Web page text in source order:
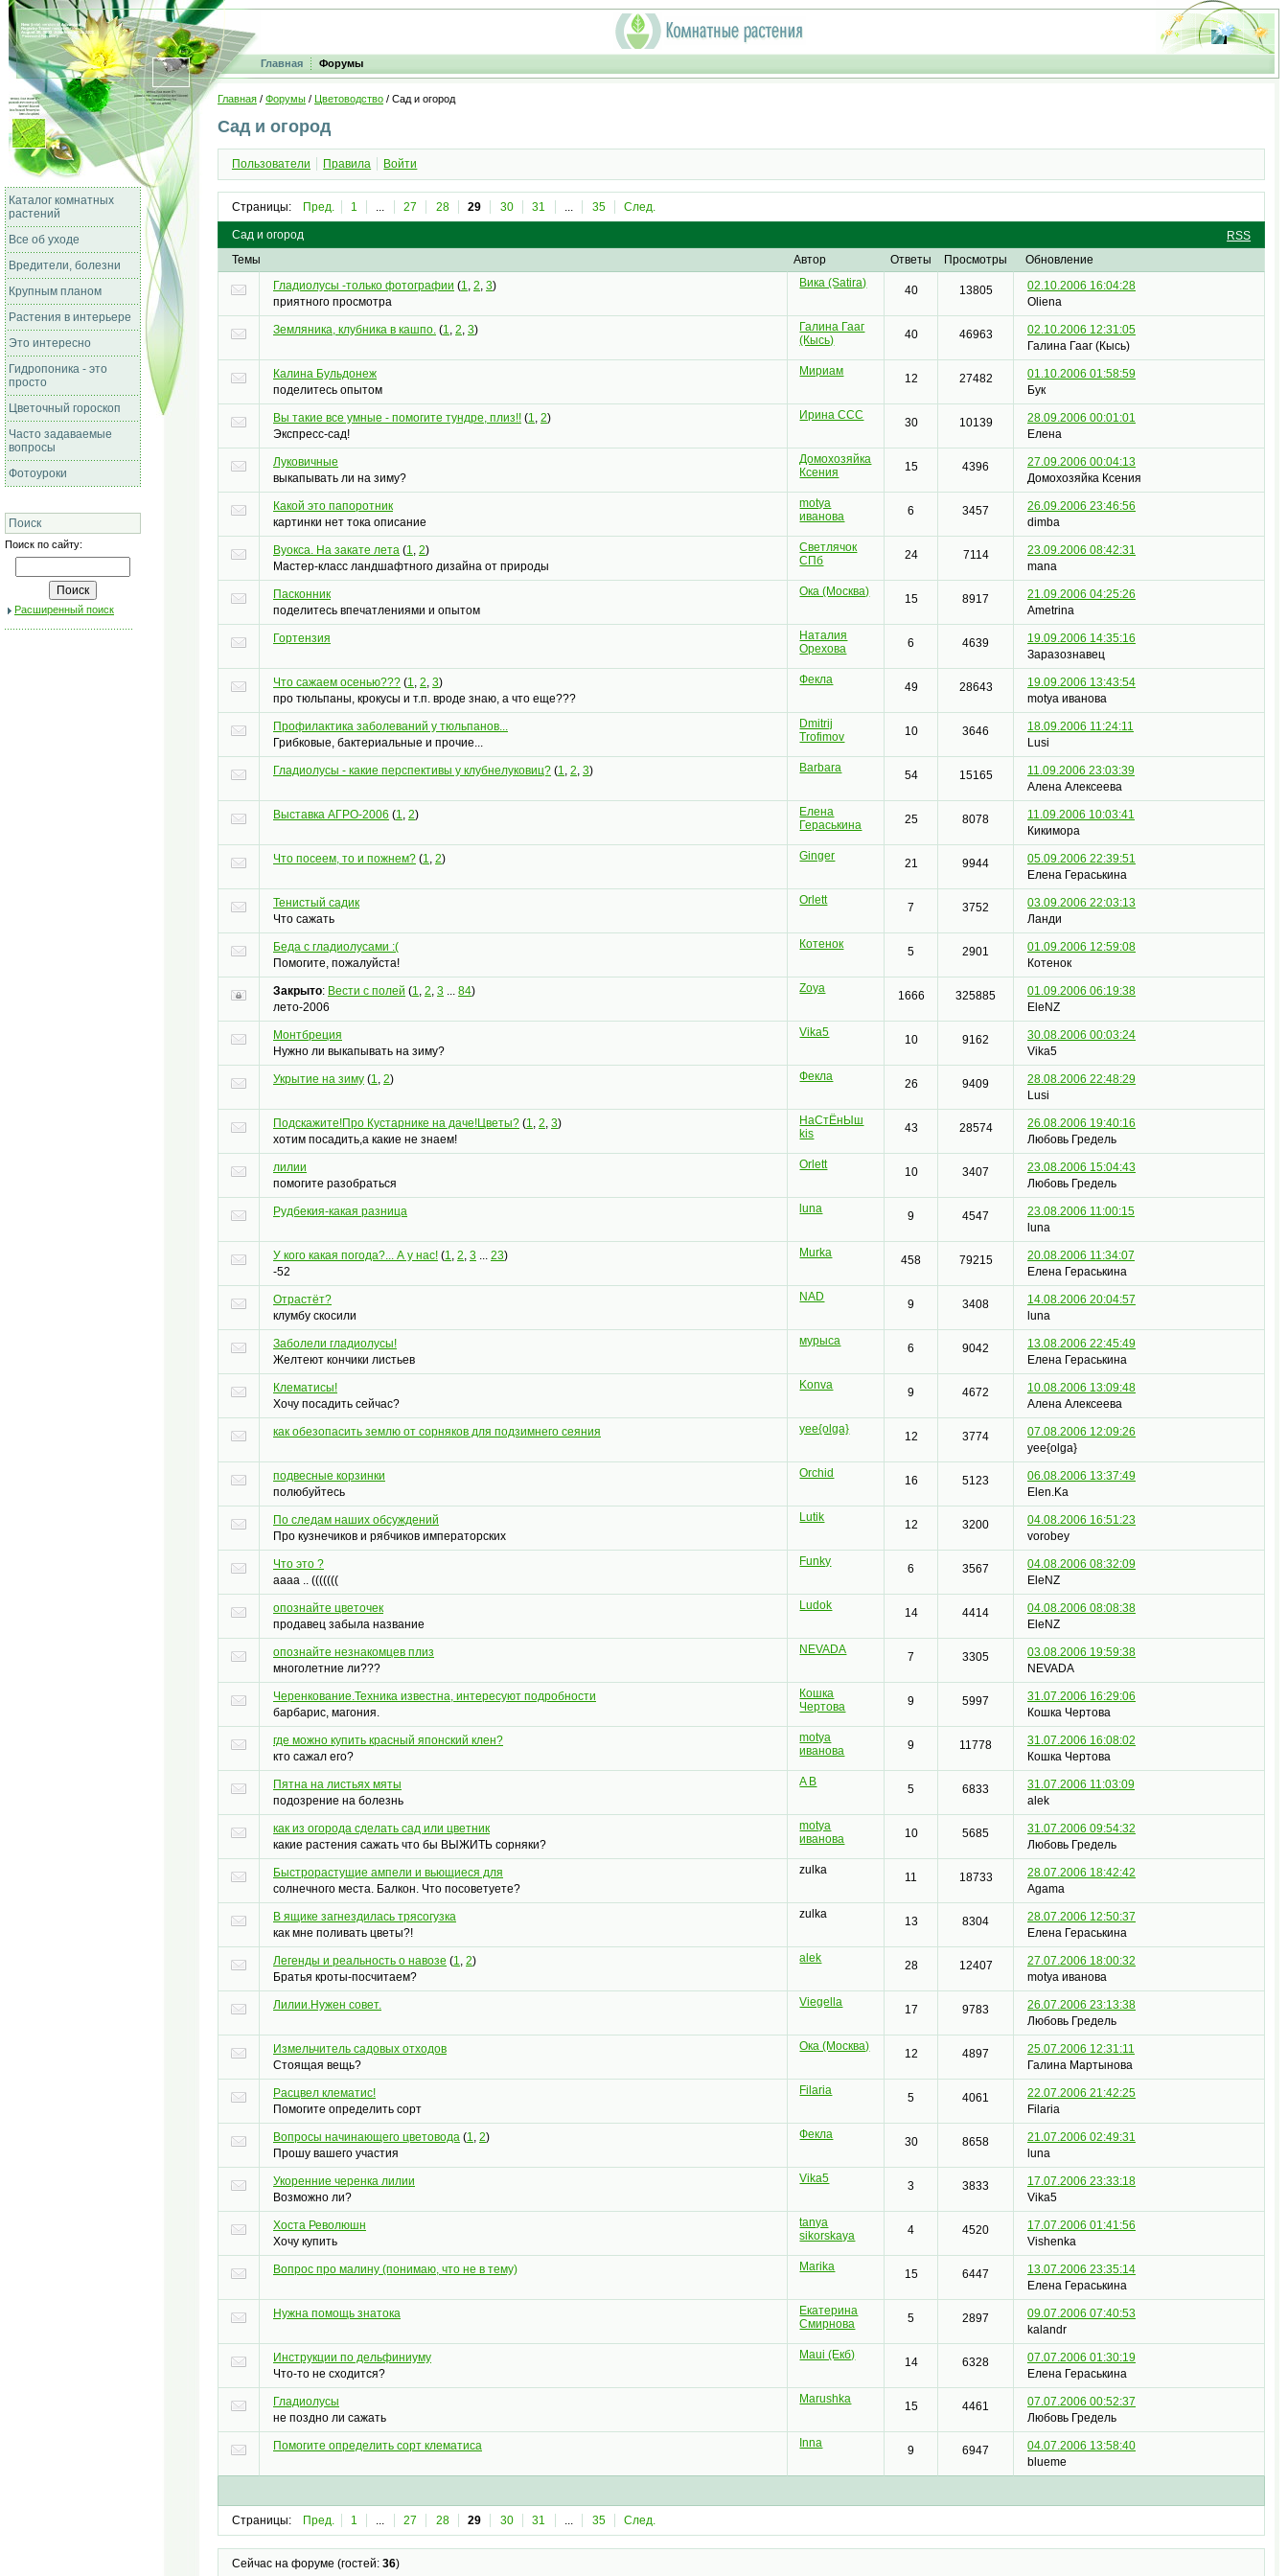
Главная Форумы
Каталог комнатных
растений
Все об уходе
Вредители, болезни
Крупным планом
Растения в интерьере
Это интересно
Гидропоника - это
просто
Цветочный гороскоп
Часто задаваемые
вопросы
Фотоуроки
Поиск
Поиск по сайту:
Расширенный поиск
Главная / Форумы / Цветоводство / Сад и огород
Сад и огород
Пользователи Правила Войти
Страницы: Пред. 1 ... 27 28 29 30 31 ... 35 След.
RSS
Сад и огород
Темы
Автор Ответы Просмотры
Обновление
Гладиолусы -только фотографии (1, 2, 3)
приятного просмотра
Вика (Satira)
40 13805
02.10.2006 16:04:28
Oliena
Земляника, клубника в кашпо. (1, 2, 3)
Галина Гааг
(Кысь)
40 46963
02.10.2006 12:31:05
Галина Гааг (Кысь)
Калина Бульдонеж
поделитесь опытом
Мириам
12 27482
01.10.2006 01:58:59
Бук
Вы такие все умные - помогите тундре, плиз!! (1, 2)
Экспресс-сад!
Ирина ССС
30 10139
28.09.2006 00:01:01
Елена
Луковичные
выкапывать ли на зиму?
Домохозяйка
Ксения
15 4396
27.09.2006 00:04:13
Домохозяйка Ксения
Какой это папоротник
картинки нет тока описание
motya
иванова
6 3457
26.09.2006 23:46:56
dimba
Вуокса. На закате лета (1, 2)
Мастер-класс ландшафтного дизайна от природы
Светлячок
СПб
24 7114
23.09.2006 08:42:31
mana
Пасконник
поделитесь впечатлениями и опытом
Ока (Москва)
15 8917
21.09.2006 04:25:26
Ametrina
Гортензия
Наталия
Орехова
6 4639
19.09.2006 14:35:16
Заразознавец
Что сажаем осенью??? (1, 2, 3)
про тюльпаны, крокусы и т.п. вроде знаю, а что еще???
Фекла
49 28643
19.09.2006 13:43:54
motya иванова
Профилактика заболеваний у тюльпанов...
Грибковые, бактериальные и прочие...
Dmitrij
Trofimov
10 3646
18.09.2006 11:24:11
Lusi
Гладиолусы - какие перспективы у клубнелуковиц? (1, 2, 3) Barbara
54 15165
11.09.2006 23:03:39
Алена Алексеева
Выставка АГРО-2006 (1, 2)
Елена
Гераськина
25 8078
11.09.2006 10:03:41
Кикимора
Что посеем, то и пожнем? (1, 2) Ginger
21 9944
05.09.2006 22:39:51
Елена Гераськина
Тенистый садик
Что сажать
Orlett
7 3752
03.09.2006 22:03:13
Ланди
Беда с гладиолусами :(
Помогите, пожалуйста!
Котенок
5 2901
01.09.2006 12:59:08
Котенок
Закрыто: Вести с полей (1, 2, 3 ... 84)
лето-2006
Zoya
1666 325885
01.09.2006 06:19:38
EleNZ
Монтбреция
Нужно ли выкапывать на зиму?
Vika5
10 9162
30.08.2006 00:03:24
Vika5
Укрытие на зиму (1, 2) Фекла
26 9409
28.08.2006 22:48:29
Lusi
Подскажите!Про Кустарнике на даче!Цветы? (1, 2, 3)
хотим посадить,а какие не знаем!
НаСтЁнЫш
kis
43 28574
26.08.2006 19:40:16
Любовь Гредель
лилии
помогите разобраться
Orlett
10 3407
23.08.2006 15:04:43
Любовь Гредель
Рудбекия-какая разница luna
9 4547
23.08.2006 11:00:15
luna
У кого какая погода?... А у нас! (1, 2, 3 ... 23)
-52
Murka
458 79215
20.08.2006 11:34:07
Елена Гераськина
Отрастёт?
клумбу скосили
NAD
9 3408
14.08.2006 20:04:57
luna
Заболели гладиолусы!
Желтеют кончики листьев
мурыса
6 9042
13.08.2006 22:45:49
Елена Гераськина
Клематисы!
Хочу посадить сейчас?
Konva
9 4672
10.08.2006 13:09:48
Алена Алексеева
как обезопасить землю от сорняков для подзимнего сеяния yee{olga}
12 3774
07.08.2006 12:09:26
yee{olga}
подвесные корзинки
полюбуйтесь
Orchid
16 5123
06.08.2006 13:37:49
Elen.Ka
По следам наших обсуждений
Про кузнечиков и рябчиков императорских
Lutik
12 3200
04.08.2006 16:51:23
vorobey
Что это ?
аааа .. (((((((
Funky
6 3567
04.08.2006 08:32:09
EleNZ
опознайте цветочек
продавец забыла название
Ludok
14 4414
04.08.2006 08:08:38
EleNZ
опознайте незнакомцев плиз
многолетние ли???
NEVADA
7 3305
03.08.2006 19:59:38
NEVADA
Черенкование.Техника известна, интересуют подробности
барбарис, магония.
Кошка
Чертова
9 5997
31.07.2006 16:29:06
Кошка Чертова
где можно купить красный японский клен?
кто сажал его?
motya
иванова
9 11778
31.07.2006 16:08:02
Кошка Чертова
Пятна на листьях мяты
подозрение на болезнь
A B
5 6833
31.07.2006 11:03:09
alek
как из огорода сделать сад или цветник
какие растения сажать что бы ВЫЖИТЬ сорняки?
motya
иванова
10 5685
31.07.2006 09:54:32
Любовь Гредель
Быстрорастущие ампели и вьющиеся для
солнечного места. Балкон. Что посоветуете?
zulka
11 18733
28.07.2006 18:42:42
Agama
В ящике загнездилась трясогузка
как мне поливать цветы?!
zulka
13 8304
28.07.2006 12:50:37
Елена Гераськина
Легенды и реальность о навозе (1, 2)
Братья кроты-посчитаем?
alek
28 12407
27.07.2006 18:00:32
motya иванова
Лилии.Нужен совет. Viegella
17 9783
26.07.2006 23:13:38
Любовь Гредель
Измельчитель садовых отходов
Стоящая вещь?
Ока (Москва)
12 4897
25.07.2006 12:31:11
Галина Мартынова
Расцвел клематис!
Помогите определить сорт
Filaria
5 4061
22.07.2006 21:42:25
Filaria
Вопросы начинающего цветовода (1, 2)
Прошу вашего участия
Фекла
30 8658
21.07.2006 02:49:31
luna
Укоренние черенка лилии
Возможно ли?
Vika5
3 3833
17.07.2006 23:33:18
Vika5
Хоста Революшн
Хочу купить
tanya
sikorskaya
4 4520
17.07.2006 01:41:56
Vishenka
Вопрос про малину (понимаю, что не в тему) Marika
15 6447
13.07.2006 23:35:14
Елена Гераськина
Нужна помощь знатока
Екатерина
Смирнова
5 2897
09.07.2006 07:40:53
kalandr
Инструкции по дельфиниуму
Что-то не сходится?
Maui (Екб)
14 6328
07.07.2006 01:30:19
Елена Гераськина
Гладиолусы
не поздно ли сажать
Marushka
15 4461
07.07.2006 00:52:37
Любовь Гредель
Помогите определить сорт клематиса Inna
9 6947
04.07.2006 13:58:40
blueme
Страницы: Пред. 1 ... 27 28 29 30 31 ... 35 След.
Сейчас на форуме (гостей: 36)